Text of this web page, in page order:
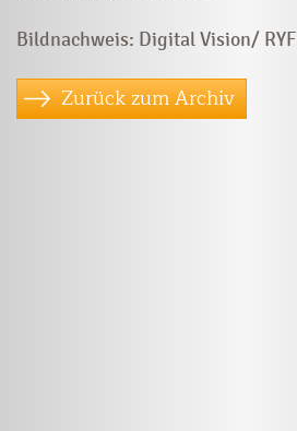
Bildnachweis: Digital Vision/ RYF
Zurück zum Archiv